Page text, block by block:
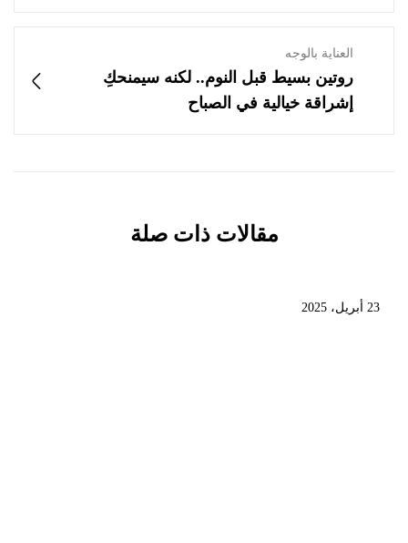
العناية بالوجه
روتين بسيط قبل النوم.. لكنه سيمنحكِ
إشراقة خيالية في الصباح
مقالات ذات صلة
23 أبريل، 2025